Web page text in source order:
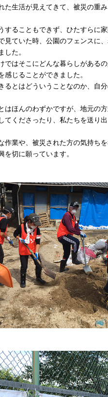
た生活が見えてきて、被災の重
することもできず、ひたすらに
見ていた時、公園のフェンスに
した。
ではそこにどんな暮らしがある
感じることができました。
るとはどういうことなのか、自
はほんのわずかですが、地元の
てくださったり、私たちを送り
作業や、被災された方の気持ち
を切に願っています。